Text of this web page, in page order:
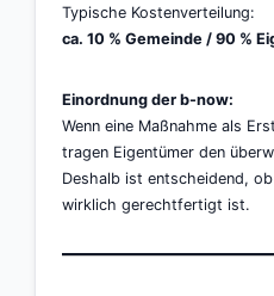
Typische Kostenverteilung:
ca. 10 % Gemeinde / 90 %
Einordnung der b-now:
Wenn eine Maßnahme als
tragen Eigentümer den
Deshalb ist entscheidend,
wirklich gerechtfertigt ist.